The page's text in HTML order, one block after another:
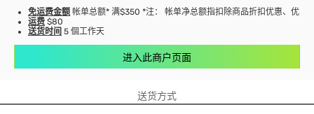
免运费金额 帐单总额* 满$350 *注： 帐单净总额指扣除商品折扣优惠、优惠
运费 $80
送货时间 5 個工作天
进入此商户页面
送货方式